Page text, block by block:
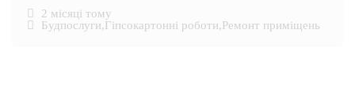
2 місяці тому
Будпослуги,Гіпсокартонні роботи,Ремонт приміщень